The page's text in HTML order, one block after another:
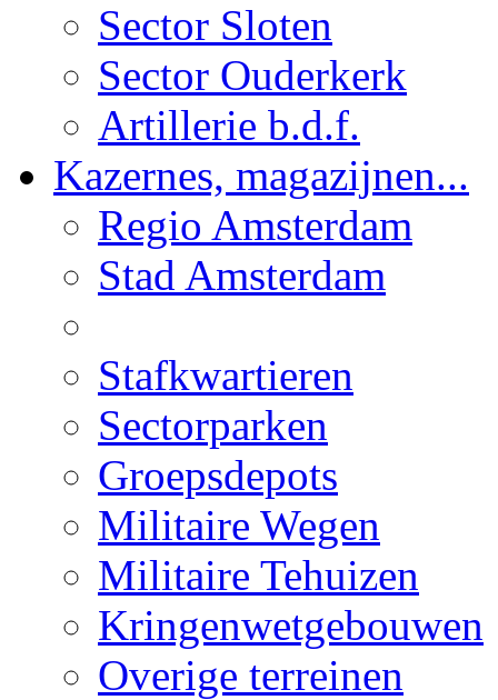
Sector Sloten
Sector Ouderkerk
Artillerie b.d.f.
Kazernes, magazijnen...
Regio Amsterdam
Stad Amsterdam
Stafkwartieren
Sectorparken
Groepsdepots
Militaire Wegen
Militaire Tehuizen
Kringenwetgebouwen
Overige terreinen